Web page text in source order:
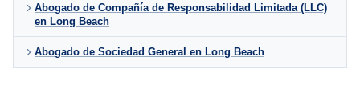
Abogado de Compañía de Responsabilidad Limitada (LLC)
en Long Beach
Abogado de Sociedad General en Long Beach